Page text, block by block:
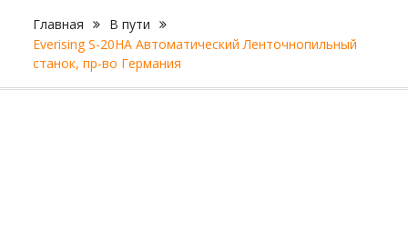
Главная
В пути
Everising S-20HA Автоматический Ленточнопильный
станок, пр-во Германия